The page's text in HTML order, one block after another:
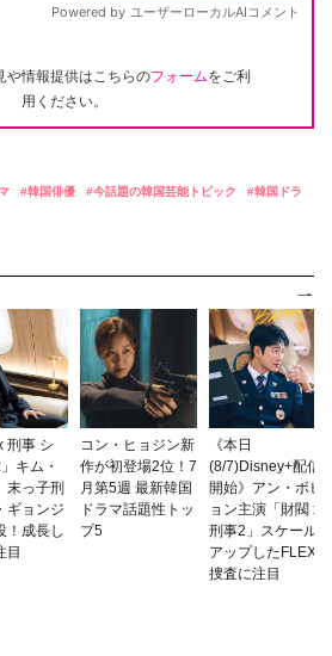
や情報提供はこちらのフォームをご利
用ください。
韓国俳優 今話題の韓国芸能トピック
韓国ドラ
刑事 シ
キム・
末っ子刑
ギョンジ
！成長し
目
コン・ヒョジン新
作が初登場2位！7
月第5週 最新韓国
ドラマ話題性トッ
プ5
《本日
(8/7)Disney+配信
開始》アン・ボヒ
ョン主演「財閥 x
刑事2」スケール
アップしたFLEX
捜査に注目